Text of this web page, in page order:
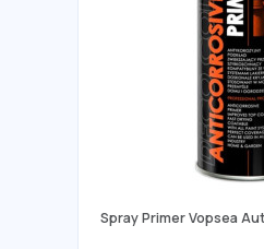
Spray Primer Vopsea